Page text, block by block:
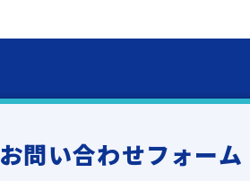
お問い合わせフォーム